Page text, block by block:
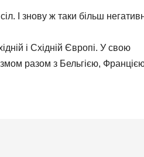
І знову ж таки більш
і Східній Європі. У свою
разом з Бельгією,